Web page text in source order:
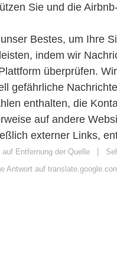
Sie und die
Bestes, um Ihre
indem wir
überprüfen.
gefährliche
enthalten, die
auf andere
externer Links,
auf Entfernung der Quelle |
Antwort auf